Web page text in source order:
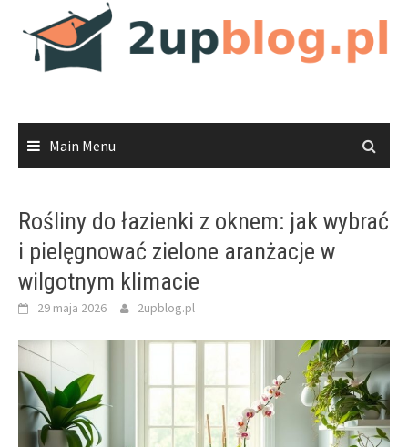
content
Main Menu
Rośliny do łazienki z oknem: jak wybrać
i pielęgnować zielone aranżacje w
wilgotnym klimacie
29 maja 2026 2upblog.pl